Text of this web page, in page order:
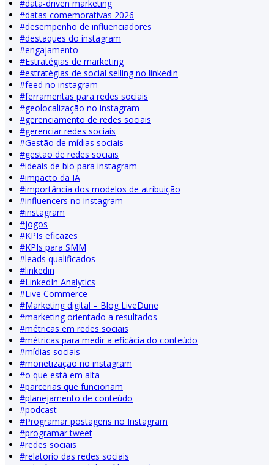
#data-driven marketing
#datas comemorativas 2026
#desempenho de influenciadores
#destaques do instagram
#engajamento
#Estratégias de marketing
#estratégias de social selling no linkedin
#feed no instagram
#ferramentas para redes sociais
#geolocalização no instagram
#gerenciamento de redes sociais
#gerenciar redes sociais
#Gestão de mídias sociais
#gestão de redes sociais
#ideais de bio para instagram
#impacto da IA
#importância dos modelos de atribuição
#influencers no instagram
#instagram
#jogos
#KPIs eficazes
#KPIs para SMM
#leads qualificados
#linkedin
#LinkedIn Analytics
#Live Commerce
#Marketing digital – Blog LiveDune
#marketing orientado a resultados
#métricas em redes sociais
#métricas para medir a eficácia do conteúdo
#mídias sociais
#monetização no instagram
#o que está em alta
#parcerias que funcionam
#planejamento de conteúdo
#podcast
#Programar postagens no Instagram
#programar tweet
#redes sociais
#relatorio das redes sociais